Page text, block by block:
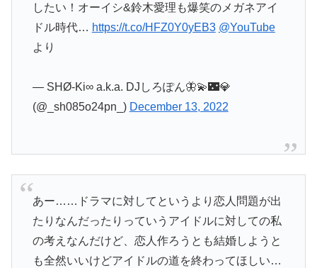
したい！オーイシ&鈴木愛理も爆笑のメガネアイ
ドル時代… https://t.co/HFZ0Y0yEB3 @YouTube
より
— SHØ-Ki∞ a.k.a. DJしろぽん🦋💫🌃💎
(@_sh085o24pn_) December 13, 2022
あー……ドラマに対してというより恋人問題が出
たりなんだったりっていうアイドルに対しての私
の考えなんだけど、恋人作ろうとも結婚しようと
も全然いいけどアイドルの道を終わってほしい…